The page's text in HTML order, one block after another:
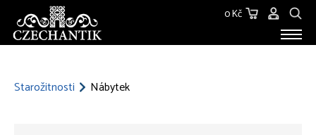
0 Kč
Starožitnosti Nábytek